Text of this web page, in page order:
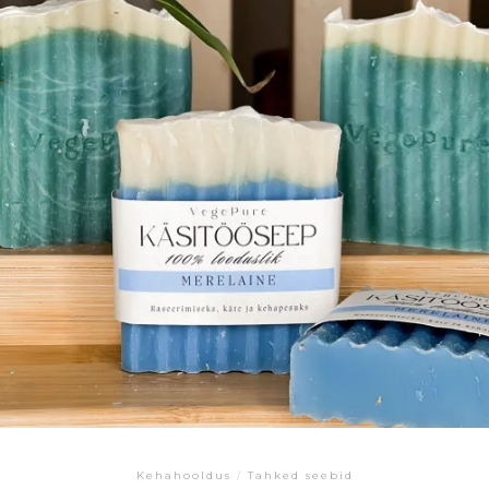
Kehahooldus / Tahked seebid